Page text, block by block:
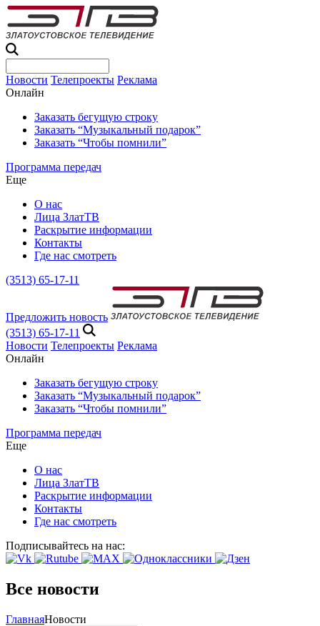
Новости Телепроекты Реклама
Онлайн
Заказать бегущую строку
Заказать “Музыкальный подарок”
Заказать “Чтобы помнили”
Программа передач
Еще
О нас
Лица ЗлатТВ
Раскрытие информации
Контакты
Где нас смотреть
(3513) 65-17-11
Предложить новость
(3513) 65-17-11
Новости Телепроекты Реклама
Онлайн
Заказать бегущую строку
Заказать “Музыкальный подарок”
Заказать “Чтобы помнили”
Программа передач
Еще
О нас
Лица ЗлатТВ
Раскрытие информации
Контакты
Где нас смотреть
Подписывайтесь на нас:
Все новости
ГлавнаяНовости